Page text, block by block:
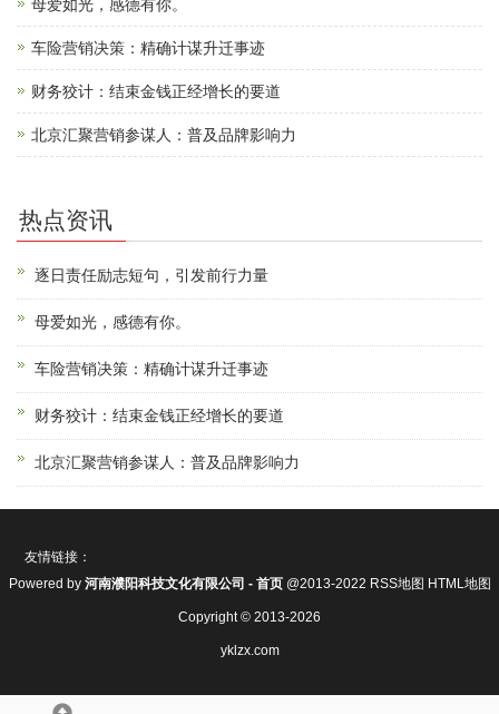
母爱如光，感德有你。
车险营销决策：精确计谋升迁事迹
财务狡计：结束金钱正经增长的要道
北京汇聚营销参谋人：普及品牌影响力
热点资讯
逐日责任励志短句，引发前行力量
母爱如光，感德有你。
车险营销决策：精确计谋升迁事迹
财务狡计：结束金钱正经增长的要道
北京汇聚营销参谋人：普及品牌影响力
友情链接：
Powered by 河南濮阳科技文化有限公司 - 首页@2013-2022 RSS地图 HTML地图
Copyright© 2013-2026
yklzx.com